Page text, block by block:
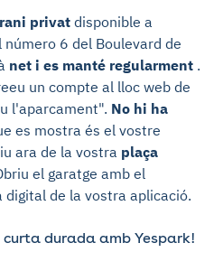
privat disponible a
6 del Boulevard de
net i es manté regularment .
un compte al lloc web de
l'aparcament". No hi ha
es mostra és el vostre
ara de la vostra plaça
el garatge amb el
de la vostra aplicació.
durada amb Yespark!